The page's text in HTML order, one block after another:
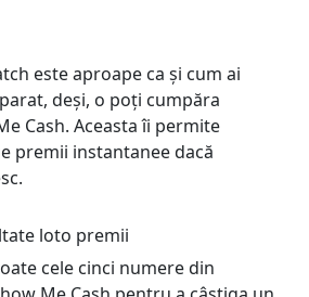
este aproape ca și cum ai
deși, o poți cumpăra
Cash. Aceasta îi permite
premii instantanee dacă
loto premii
cele cinci numere din